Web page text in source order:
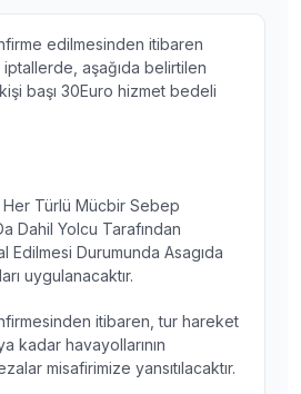
edilmesinden itibaren
aşağıda belirtilen
başı 30Euro hizmet bedeli
Her Türlü Mücbir Sebep
Dahil Yolcu Tarafından
Edilmesi Durumunda Asagıda
uygulanacaktır.
itibaren, tur hareket
kadar havayollarının
misafirimize yansıtılacaktır.